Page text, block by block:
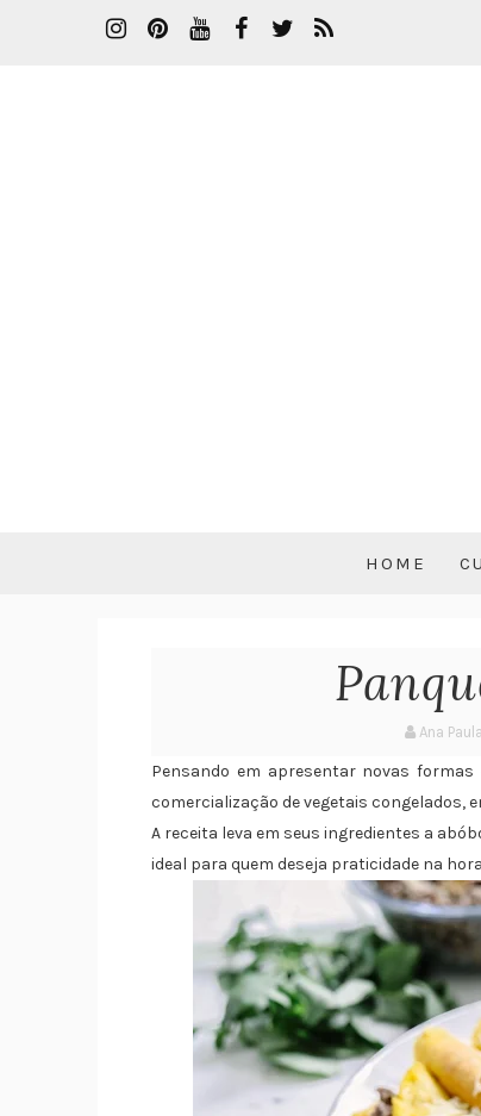
HOME
Ana Paula
Pensando em apresentar novas
comercialização de vegetais congelados,
A receita leva em seus ingredientes a
ideal para quem deseja praticidade na